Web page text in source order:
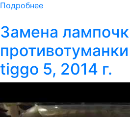
Подробнее
Замена
tiggo 5, 2014 г.